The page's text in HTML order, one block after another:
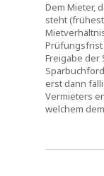
Dem Mieter,
steht
Prüfungsfrist
Freigabe der
erst dann
Vermieters
welchem